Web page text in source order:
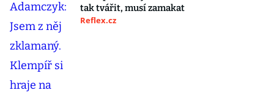
tak tvářit, musí zamakat
Reflex.cz